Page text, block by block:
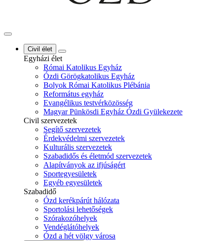
Civil élet
Egyházi élet
Római Katolikus Egyház
Ózdi Görögkatolikus Egyház
Bolyok Római Katolikus Plébánia
Református egyház
Evangélikus testvérközösség
Magyar Pünkösdi Egyház Ózdi Gyülekezete
Civil szervezetek
Segítő szervezetek
Érdekvédelmi szervezetek
Kulturális szervezetek
Szabadidős és életmód szervezetek
Alapítványok az ifjúságért
Sportegyesületek
Egyéb egyesületek
Szabadidő
Ózd kerékpárút hálózata
Sportolási lehetőségek
Szórakozóhelyek
Vendéglátóhelyek
Ózd a hét völgy városa